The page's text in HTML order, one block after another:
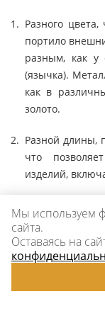
Разного
портило
разным, как у
(язычка).
как в
золото.
Разной длины,
что
изделий,
Наша компания
по выгодным
преимущества
«запастись»
цехам и
доставки
Мы используем
сайта.
Оставаясь на